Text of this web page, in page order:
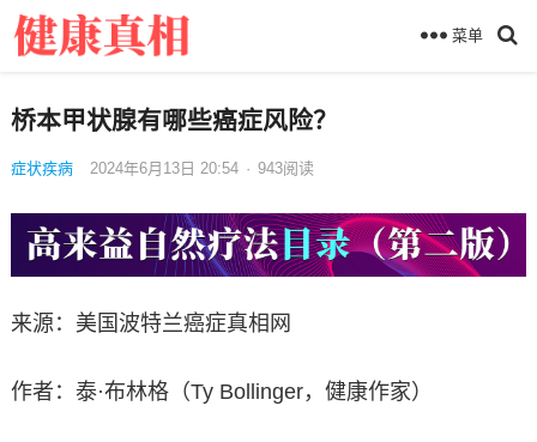
菜单
桥本甲状腺有哪些癌症风险？
症状疾病 2024年6月13日 20:54 · 943阅读
来源：美国波特兰癌症真相网
作者：泰·布林格（Ty Bollinger，健康作家）